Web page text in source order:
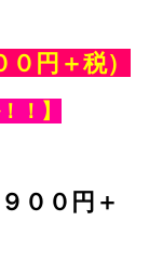
０円＋税）
！】
００円＋